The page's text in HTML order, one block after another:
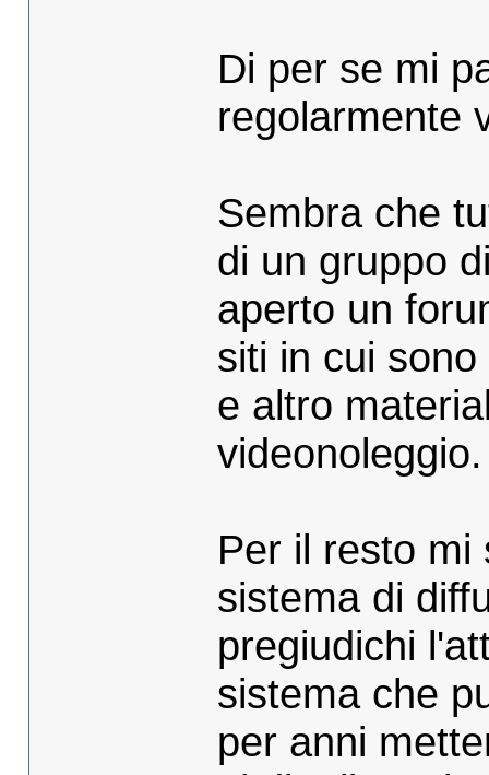
Di per se mi
regolarmente
Sembra che
di un gruppo
aperto un
siti in cui
e altro
videonoleggio.
Per il resto mi
sistema di
pregiudichi
sistema che
per anni